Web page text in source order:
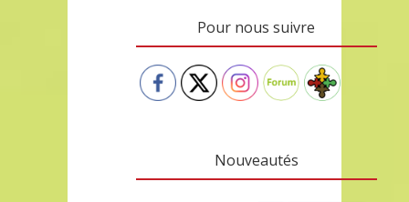
Pour nous suivre
Nouveautés